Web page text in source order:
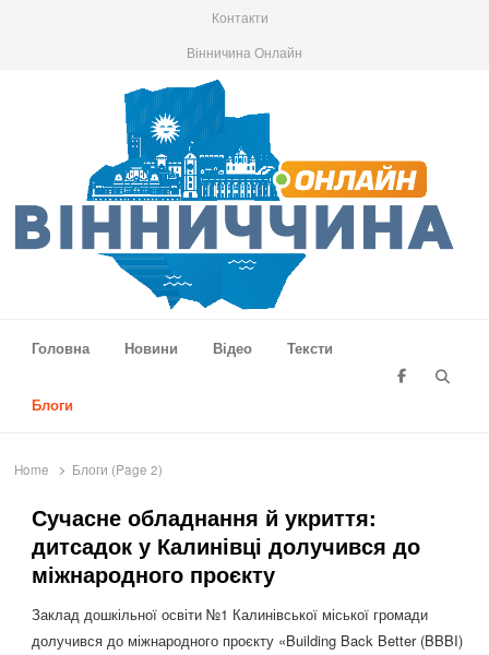
Контакти
Вінничина Онлайн
Головна
Новини Відео Тексти
Блоги
Home Блоги (Page 2)
Сучасне обладнання й укриття:
дитсадок у Калинівці долучився до
міжнародного проєкту
Заклад дошкільної освіти №1 Калинівської міської громади
долучився до міжнародного проєкту «Building Back Better (BBBI)